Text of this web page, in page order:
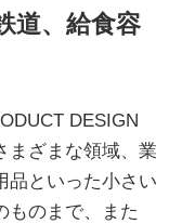
道、給食容
DESIGN
まざまな領域、業
品といった小さい
ものまで、また